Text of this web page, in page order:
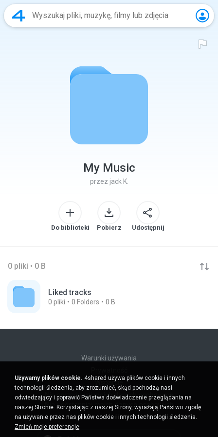
My Music
przez jack K.
Do biblioteki Pobierz Udostępnij
0 pliki • 0 B
Liked tracks
0 pliki 0 Folders 0 B
Warunki używania
Wsparcie
Nie sprzedawaj moich danych osobowych
Nie udostępniaj moich danych osobowych
Używamy plików cookie. 4shared używa plików cookie i innych
technologii śledzenia, aby zrozumieć, skąd pochodzą nasi
odwiedzający i poprawić Państwa doświadczenie przeglądania na
naszej Stronie. Korzystając z naszej Strony, wyrażają Państwo zgodę
na używanie przez nas plików cookie i innych technologii śledzenia.
Zmień moje preferencje